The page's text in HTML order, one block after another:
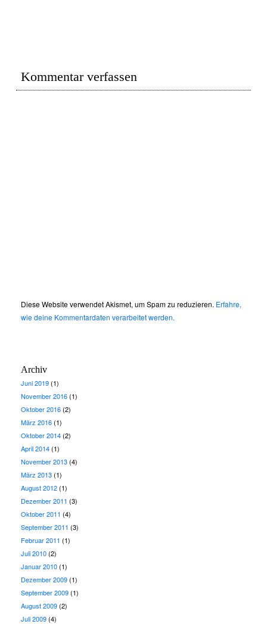
Kommentar verfassen
Diese Website verwendet Akismet, um Spam zu reduzieren. Erfahre,
wie deine Kommentardaten verarbeitet werden.
Archiv
Juni 2019(1)
November 2016(1)
Oktober 2016(2)
März 2016(1)
Oktober 2014(2)
April 2014(1)
November 2013(4)
März 2013(1)
August 2012(1)
Dezember 2011 (3)
Oktober 2011 (4)
September 2011 (3)
Februar 2011 (1)
Juli 2010(2)
Januar 2010(1)
Dezember 2009(1)
September 2009(1)
August 2009(2)
Juli 2009(4)